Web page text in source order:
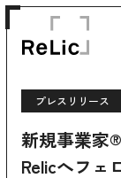
プレスリリース
新規事業家
Relicへフェ